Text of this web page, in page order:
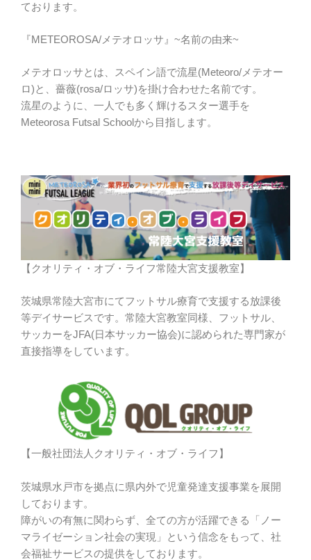
ております。
『METEOROSA/メテオロッサ』~名前の由来~
メテオロッサとは、スペイン語で流星(Meteoro/メテオー
ロ)と、薔薇(rosa/ロッサ)を掛け合わせた名前です。
流星のように、一人でも多く輝けるスター選手を
Meteorosa Futsal Schoolから目指します。
【クオリティ・オブ・ライフ常陸大宮支援教室】
茨城県常陸大宮市にてフットサル療育で支援する放課後
等デイサービスです。常陸大宮教室同様、フットサル、
サッカーをJFA(日本サッカー協会)に認められた専門家が
直接指導をしています。
【一般社団法人クオリティ・オブ・ライフ】
茨城県水戸市を拠点に県内外で児童発達支援事業を展開
しております。
障がいの有無に関わらず、全ての方が活躍できる「ノー
マライゼーション社会の実現」という信念をもって、社
会福祉サービスの提供をしております。